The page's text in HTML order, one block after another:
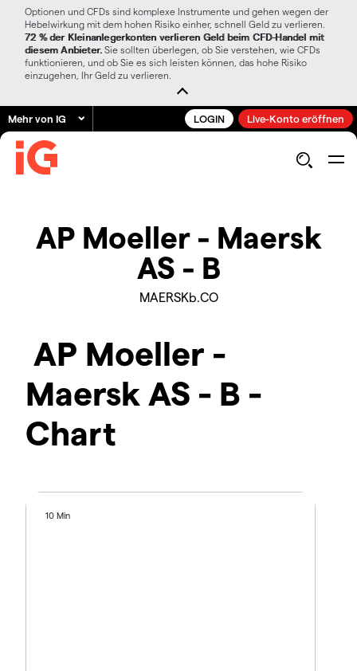
Optionen und CFDs sind komplexe Instrumente und gehen wegen der
Hebelwirkung mit dem hohen Risiko einher, schnell Geld zu verlieren.
72 % der Kleinanlegerkonten verlieren Geld beim CFD-Handel mit
diesem Anbieter. Sie sollten überlegen, ob Sie verstehen, wie CFDs
funktionieren, und ob Sie es sich leisten können, das hohe Risiko
einzugehen, Ihr Geld zu verlieren.
Mehr von IG LOGIN Live-Konto eröffnen
AP Moeller - Maersk
AS - B
MAERSKb.CO
AP Moeller -
Maersk AS - B -
Chart
10 Min